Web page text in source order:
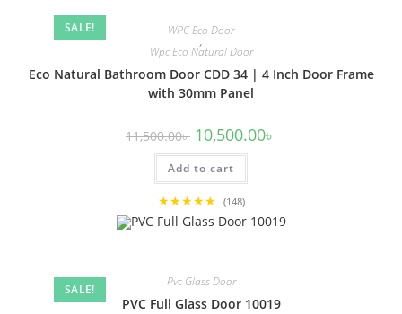
SALE! WPC Eco Door
,
Wpc Eco Natural Door
Eco Natural Bathroom Door CDD 34 | 4 Inch Door Frame
with 30mm Panel
11,500.00৳ Original
price
was:
11,500.00৳ .
10,500.00৳
Add to cart
★★★★★ (148)
SALE!
Pvc Glass Door
PVC Full Glass Door 10019